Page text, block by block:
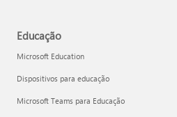
Educação
Microsoft Education
Dispositivos para educação
Microsoft Teams para Educação